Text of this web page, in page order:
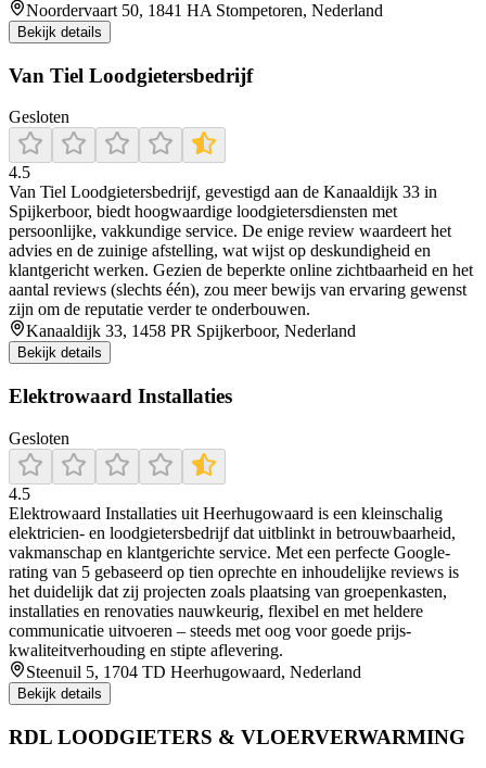
Noordervaart 50, 1841 HA Stompetoren, Nederland
Bekijk details
Van Tiel Loodgietersbedrijf
Gesloten
4.5
Van Tiel Loodgietersbedrijf, gevestigd aan de Kanaaldijk 33 in
Spijkerboor, biedt hoogwaardige loodgietersdiensten met
persoonlijke, vakkundige service. De enige review waardeert het
advies en de zuinige afstelling, wat wijst op deskundigheid en
klantgericht werken. Gezien de beperkte online zichtbaarheid en het
aantal reviews (slechts één), zou meer bewijs van ervaring gewenst
zijn om de reputatie verder te onderbouwen.
Kanaaldijk 33, 1458 PR Spijkerboor, Nederland
Bekijk details
Elektrowaard Installaties
Gesloten
4.5
Elektrowaard Installaties uit Heerhugowaard is een kleinschalig
elektricien- en loodgietersbedrijf dat uitblinkt in betrouwbaarheid,
vakmanschap en klantgerichte service. Met een perfecte Google-
rating van 5 gebaseerd op tien oprechte en inhoudelijke reviews is
het duidelijk dat zij projecten zoals plaatsing van groepenkasten,
installaties en renovaties nauwkeurig, flexibel en met heldere
communicatie uitvoeren – steeds met oog voor goede prijs-
kwaliteitverhouding en stipte aflevering.
Steenuil 5, 1704 TD Heerhugowaard, Nederland
Bekijk details
RDL LOODGIETERS & VLOERVERWARMING